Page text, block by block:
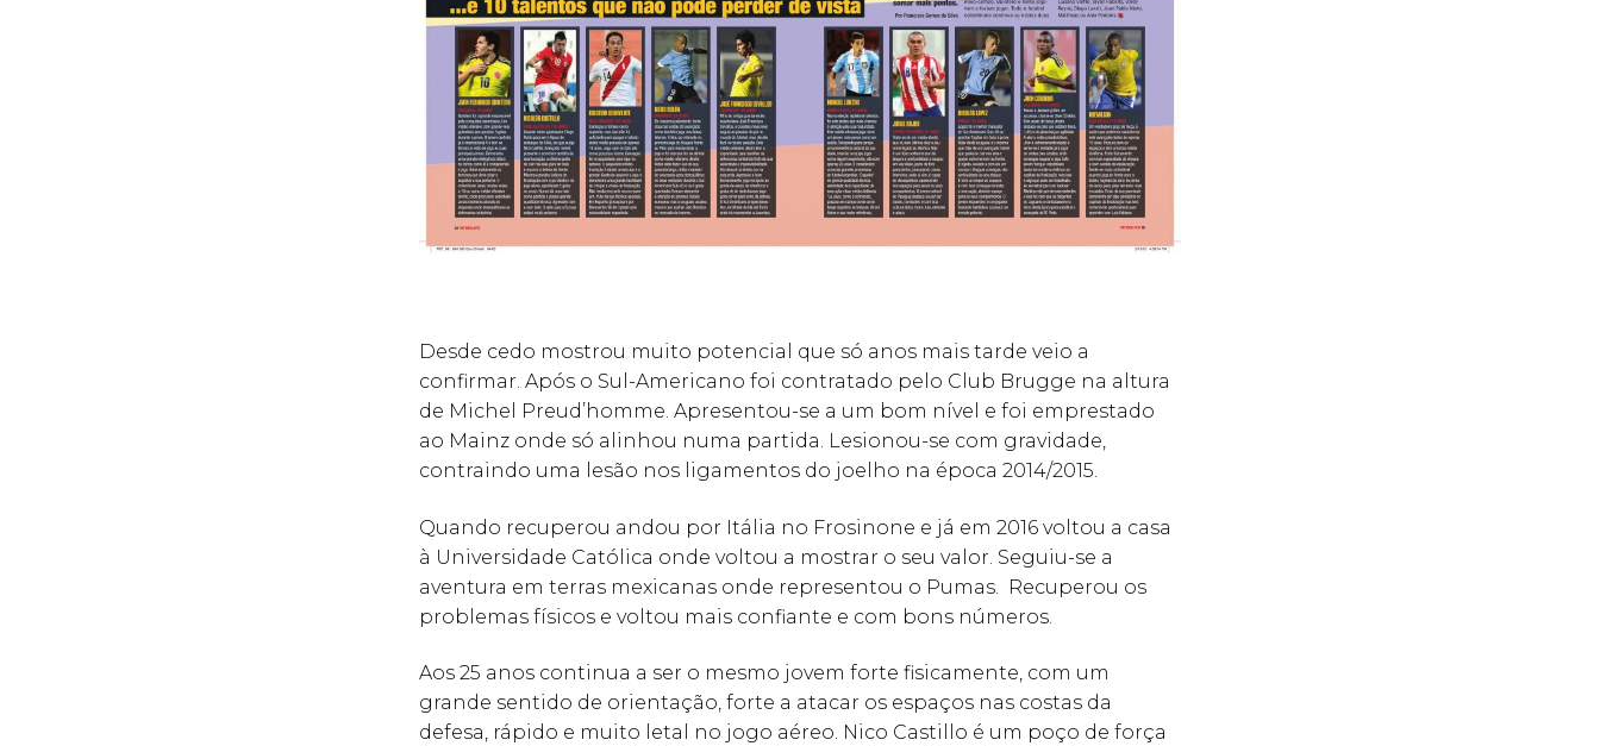
Desde cedo mostrou muito potencial que só anos mais tarde veio a
confirmar. Após o Sul-Americano foi contratado pelo Club Brugge na altura
de Michel Preud’homme. Apresentou-se a um bom nível e foi emprestado
ao Mainz onde só alinhou numa partida. Lesionou-se com gravidade,
contraindo uma lesão nos ligamentos do joelho na época 2014/2015.
Quando recuperou andou por Itália no Frosinone e já em 2016 voltou a casa
à Universidade Católica onde voltou a mostrar o seu valor. Seguiu-se a
aventura em terras mexicanas onde representou o Pumas. Recuperou os
problemas físicos e voltou mais confiante e com bons números.
Aos 25 anos continua a ser o mesmo jovem forte fisicamente, com um
grande sentido de orientação, forte a atacar os espaços nas costas da
defesa, rápido e muito letal no jogo aéreo. Nico Castillo é um poço de força